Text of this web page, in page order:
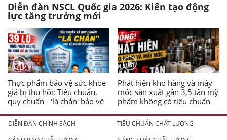
Diễn đàn NSCL Quốc gia 2026: Kiến tạo động
lực tăng trưởng mới
Thực phẩm bảo vệ sức khỏe
giả bị thu hồi: Tiêu chuẩn,
quy chuẩn - 'lá chắn' bảo vệ
Phát hiện kho hàng và máy
móc sản xuất gần 3,5 tấn mỹ
phẩm không có tiêu chuẩn
DIỄN ĐÀN CHÍNH SÁCH
TIÊU CHUẨN CHẤT LƯỢNG